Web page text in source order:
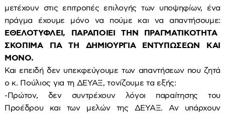
μετέχουν στις επιτροπές επιλογής των υποψηφίων, ένα
πράγμα έχουμε μόνο να πούμε και να απαντήσουμε:
ΕΘΕΛΟΤΥΦΛΕΙ, ΠΑΡΑΠΟΙΕΙ ΤΗΝ ΠΡΑΓΜΑΤΙΚΟΤΗΤΑ
ΣΚΟΠΙΜΑ ΓΙΑ ΤΗ ΔΗΜΙΟΥΡΓΙΑ ΕΝΤΥΠΩΣΕΩΝ ΚΑΙ
ΜΟΝΟ.
Και επειδή δεν υπεκφεύγουμε των απαντήσεων που ζητά
ο κ. Πούλιος για τη ΔΕΥΑΞ, τονίζουμε τα εξής:
-Πρώτον, δεν συντρέχουν λόγοι παραίτησης του
Προέδρου και των μελών της ΔΕΥΑΞ. Αν υπάρχουν